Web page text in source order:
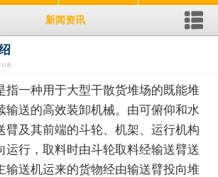
新闻资讯
次
指一种用于大型干散货堆场的既能堆
输送的高效装卸机械。由可俯仰和水
臂及其前端的斗轮、机架、运行机构
运行，取料时由斗轮取料经输送臂送
输送机运来的货物经由输送臂投向堆